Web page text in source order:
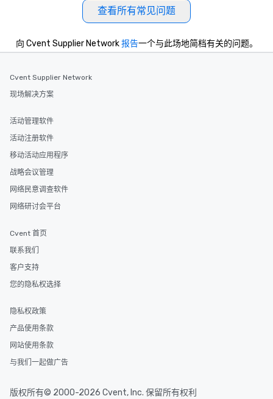
查看所有常见问题
向 Cvent Supplier Network报告一个与此场地简档有关的问题。
Cvent Supplier Network
现场解决方案
活动管理软件
活动注册软件
移动活动应用程序
战略会议管理
网络民意调查软件
网络研讨会平台
Cvent 首页
联系我们
客户支持
您的隐私权选择
隐私权政策
产品使用条款
网站使用条款
与我们一起做广告
版权所有© 2000-2026 Cvent, Inc. 保留所有权利